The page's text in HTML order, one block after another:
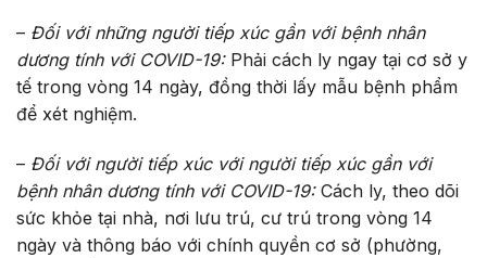
– Đối với những người tiếp xúc gần với bệnh nhân
dương tính với COVID-19:Phải cách ly ngay tại cơ sở y
tế trong vòng 14 ngày, đồng thời lấy mẫu bệnh phẩm
để xét nghiệm.
– Đối với người tiếp xúc với người tiếp xúc gần với
bệnh nhân dương tính với COVID-19:Cách ly, theo dõi
sức khỏe tại nhà, nơi lưu trú, cư trú trong vòng 14
ngày và thông báo với chính quyền cơ sở (phường,